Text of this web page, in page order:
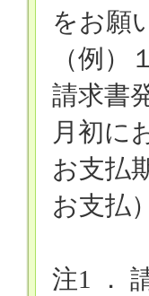
をお願
（例
請求書
月初に
お支払
お支払）
注1
．